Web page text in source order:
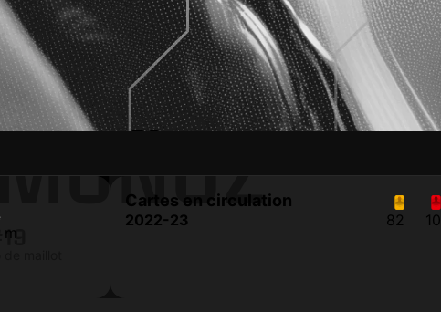
maillot
m
Cartes en circulation
2022-23 82 10